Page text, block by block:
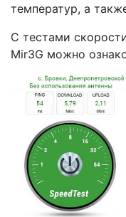
температур, а
С тестами
Mir3G можно